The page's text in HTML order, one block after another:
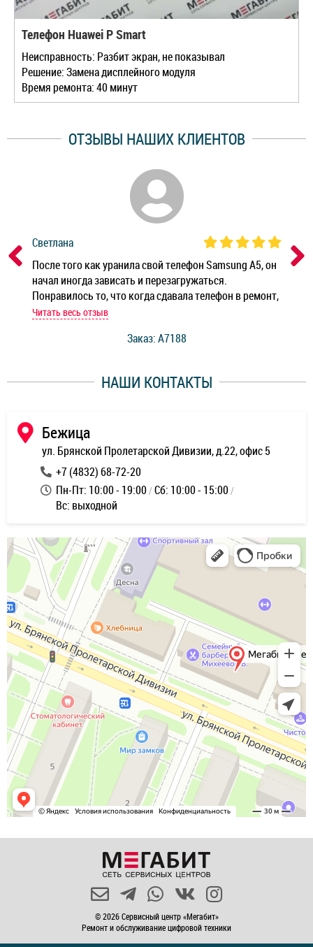
Телефон Huawei P Smart
Неисправность: Разбит экран, не показывал
Решение: Замена дисплейного модуля
Время ремонта: 40 минут
ОТЗЫВЫ НАШИХ КЛИЕНТОВ
Светлана
После того как уранила свой телефон Samsung A5, он
начал иногда зависать и перезагружаться.
Понравилось то, что когда сдавала телефон в ремонт,
мастер при мне сделал быструю диагностику и сказал
работы и оперативность!
Читать весь отзыв
Заказ: A7188
НАШИ КОНТАКТЫ
Бежица
ул. Брянской Пролетарской Дивизии, д.22, офис 5
+7 (4832) 68-72-20
Пн-Пт: 10:00 - 19:00 Сб: 10:00 - 15:00
Вс: выходной
© 2026 Сервисный центр «Мегабит»
Ремонт и обслуживание цифровой техники